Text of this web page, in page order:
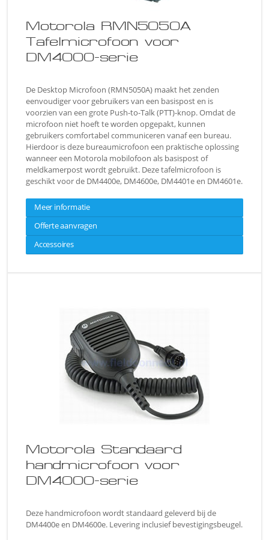
Motorola RMN5050A
Tafelmicrofoon voor
DM4000-serie
De Desktop Microfoon (RMN5050A) maakt het zenden
eenvoudiger voor gebruikers van een basispost en is
voorzien van een grote Push-to-Talk (PTT)-knop. Omdat de
microfoon niet hoeft te worden opgepakt, kunnen
gebruikers comfortabel communiceren vanaf een bureau.
Hierdoor is deze bureaumicrofoon een praktische oplossing
wanneer een Motorola mobilofoon als basispost of
meldkamerpost wordt gebruikt. Deze tafelmicrofoon is
geschikt voor de DM4400e, DM4600e, DM4401e en DM4601e.
Meer informatie
Offerte aanvragen
Accessoires
Motorola Standaard
handmicrofoon voor
DM4000-serie
Deze handmicrofoon wordt standaard geleverd bij de
DM4400e en DM4600e. Levering inclusief bevestigingsbeugel.